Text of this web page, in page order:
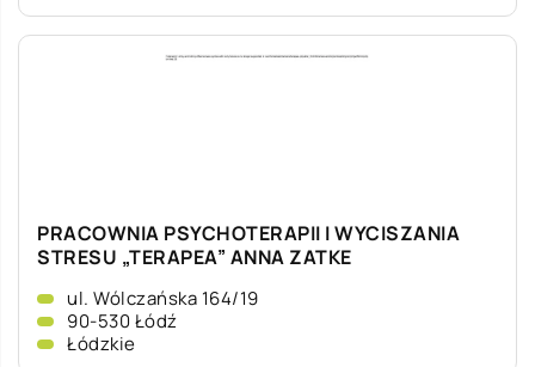
PRACOWNIA PSYCHOTERAPII I WYCISZANIA
STRESU „TERAPEA” ANNA ZATKE
ul. Wólczańska 164/19
90-530 Łódź
Łódzkie